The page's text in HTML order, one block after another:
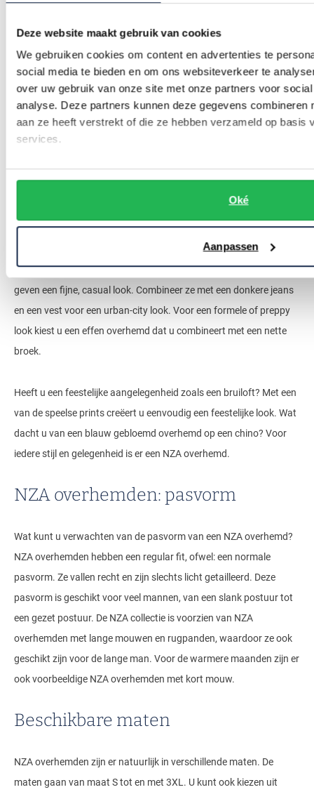
Deze website maakt gebruik van cookies
We gebruiken cookies om content en advertenties te
social media te bieden en om ons websiteverkeer te
over uw gebruik van onze site met onze partners voor
analyse. Deze partners kunnen deze gegevens combineren
aan ze heeft verstrekt of die ze hebben verzameld op basis
services.
Oké
Aanpassen
gestreept en van bloemen tot stippen. Maar er is natuurlijk ook
manchet, speels gekleurde knopen en het herkenbare NZA-logo.
Zó creëert u een trendy look met
een NZA overhemd
Het merk staat bekend om de geruitecasual overhemden. Deze
geven een fijne, casual look. Combineer ze met een donkere jeans
en een vest voor een urban-city look. Voor een formele of preppy
look kiest u een effen overhemd dat u combineert met een nette
broek.
Heeft u een feestelijke aangelegenheid zoals een bruiloft? Met een
van de speelse prints creëert u eenvoudig een feestelijke look. Wat
dacht u van een blauw gebloemd overhemd op een chino? Voor
iedere stijl en gelegenheid is er een NZA overhemd.
NZA overhemden: pasvorm
Wat kunt u verwachten van de pasvorm van een NZA overhemd?
NZA overhemden hebben een regular fit, ofwel: een normale
pasvorm. Ze vallen recht en zijn slechts licht getailleerd. Deze
pasvorm is geschikt voor veel mannen, van een slank postuur tot
een gezet postuur. De NZA collectie is voorzien van NZA
overhemden met lange mouwen en rugpanden, waardoor ze ook
geschikt zijn voor de lange man. Voor de warmere maanden zijn er
ook voorbeeldige NZA overhemden met kort mouw.
Beschikbare maten
NZA overhemden zijn er natuurlijk in verschillende maten. De
maten gaan van maat S tot en met 3XL. U kunt ook kiezen uit